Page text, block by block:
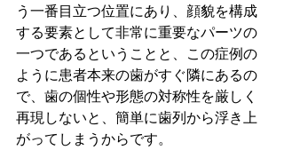
う一番目立つ位置にあり、顔貌を構成
する要素として非常に重要なパーツの
一つであるということと、この症例の
ように患者本来の歯がすぐ隣にあるの
で、歯の個性や形態の対称性を厳しく
再現しないと、簡単に歯列から浮き上
がってしまうからです。